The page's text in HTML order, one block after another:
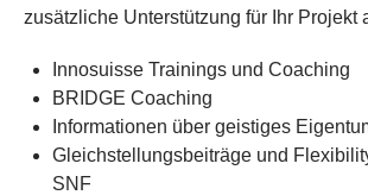
zusätzliche Unterstützung für Ihr Projekt
Innosuisse Trainings und Coaching
BRIDGE Coaching
Informationen über geistiges
Gleichstellungsbeiträge und
SNF